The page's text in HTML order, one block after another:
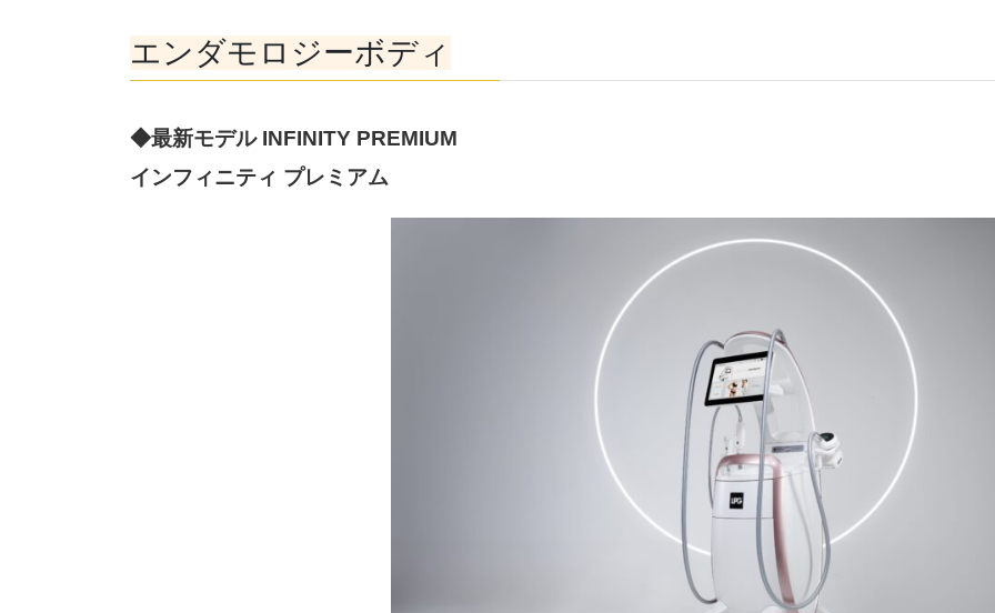
エンダモロジーボディ
◆最新モデル INFINITY PREMIUM
インフィニティ プレミアム